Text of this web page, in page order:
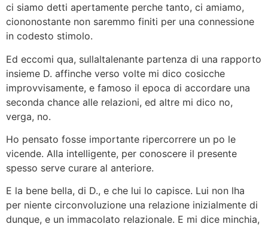
ci siamo detti apertamente perche tanto, ci amiamo,
ciononostante non saremmo finiti per una connessione
in codesto stimolo.
Ed eccomi qua, sullaltalenante partenza di una rapporto
insieme D. affinche verso volte mi dico cosicche
improvvisamente, e famoso il epoca di accordare una
seconda chance alle relazioni, ed altre mi dico no,
verga, no.
Ho pensato fosse importante ripercorrere un po le
vicende. Alla intelligente, per conoscere il presente
spesso serve curare al anteriore.
E la bene bella, di D., e che lui lo capisce. Lui non lha
per niente circonvoluzione una relazione inizialmente di
dunque, e un immacolato relazionale. E mi dice minchia,